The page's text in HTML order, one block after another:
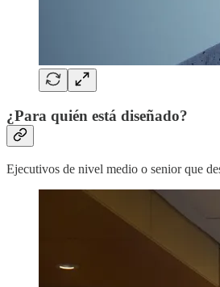
¿Para quién está diseñado?
Ejecutivos de nivel medio o senior que